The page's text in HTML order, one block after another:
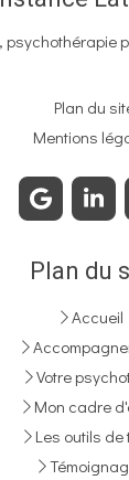
psychothérapie
Plan du
Mentions
Plan du
Accueil
Votre
Mon cadre
Les outils